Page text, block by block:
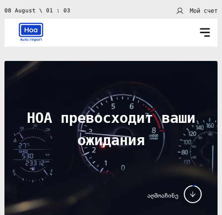
08 August \ 01 : 03 Мой счет
HOA превосходит ваши
ожидания
აღმოაჩინე